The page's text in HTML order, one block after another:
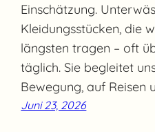
Einschätzung.
Kleidungsstücken, die
längsten tragen – oft
täglich. Sie begleitet
Bewegung, auf Reisen
Juni 23, 2026